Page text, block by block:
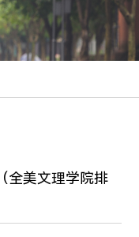
全美文理学院排